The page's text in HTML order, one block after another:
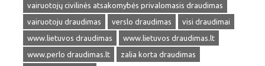
vairuotojų civilinės atsakomybės privalomasis draudimas
vairuotoju draudimas
verslo draudimas
visi draudimai
www.lietuvos draudimas
www.lietuvos draudimas.lt
www.perlo draudimas.lt
zalia korta draudimas